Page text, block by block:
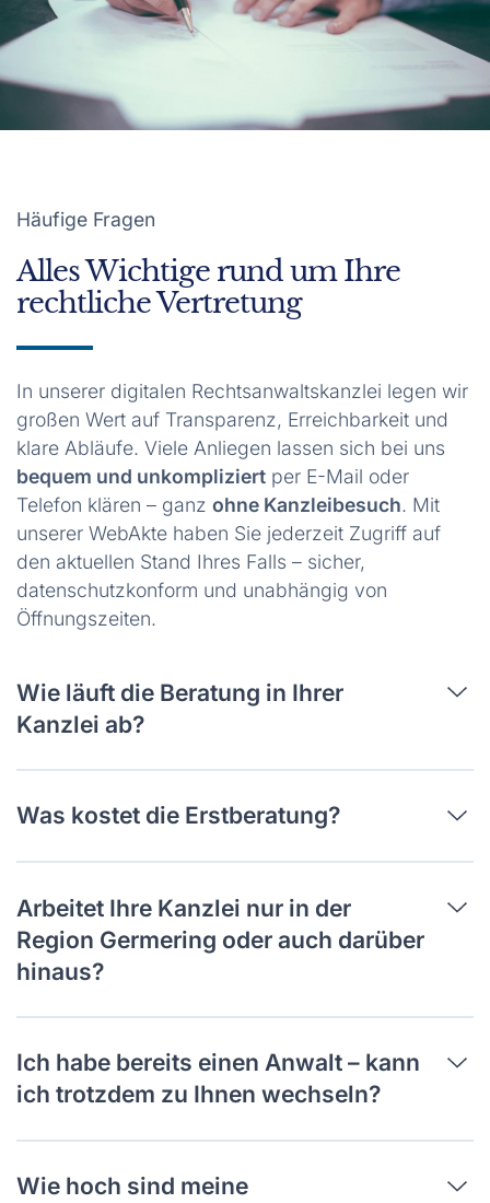
Häufige Fragen
Alles Wichtige rund um Ihre
rechtliche Vertretung
In unserer digitalen Rechtsanwaltskanzlei legen wir
großen Wert auf Transparenz, Erreichbarkeit und
klare Abläufe. Viele Anliegen lassen sich bei uns
bequem und unkompliziert per E-Mail oder
Telefon klären – ganz ohne Kanzleibesuch. Mit
unserer WebAkte haben Sie jederzeit Zugriff auf
den aktuellen Stand Ihres Falls – sicher,
datenschutzkonform und unabhängig von
Öffnungszeiten.
Wie läuft die Beratung in Ihrer
Kanzlei ab?
Was kostet die Erstberatung?
Arbeitet Ihre Kanzlei nur in der
Region Germering oder auch darüber
hinaus?
Ich habe bereits einen Anwalt – kann
ich trotzdem zu Ihnen wechseln?
Wie hoch sind meine